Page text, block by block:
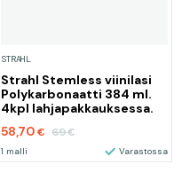
STRAHL
Strahl Stemless viinilasi
Polykarbonaatti 384 ml.
4kpl lahjapakkauksessa.
58,70 € 69€
1 malli Varastossa